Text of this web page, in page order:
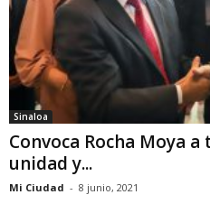
Sinaloa
Convoca Rocha Moya
unidad y...
Mi Ciudad - 8 junio, 2021